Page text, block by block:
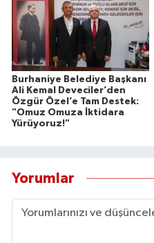
Burhaniye Belediye Başkanı
Ali Kemal Deveciler’den
Özgür Özel’e Tam Destek:
"Omuz Omuza İktidara
Yürüyoruz!"
Yorumlar